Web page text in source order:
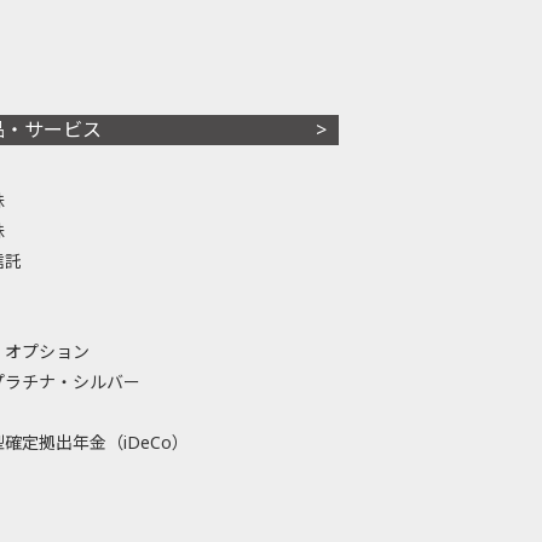
・サービス
託
プション
ラチナ・シルバー
定拠出年金（iDeCo）